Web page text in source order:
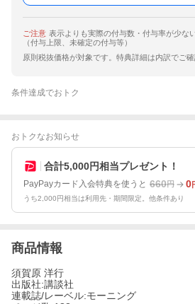
ご注意 表示よりも実際の付与数・付与率が少な
（付与上限、未確定の付与等）
原則税抜価格が対象です。特典詳細は内訳でご確
条件達成でおトク
おトクなお知らせ
合計5,000円相当プレゼント！
PayPayカード入会特典を使うと 660円 0
うち2,000円相当は利用先・期間限定。他条件あり
商品情報
須賀原 洋行
出版社:講談社
連載誌/レーベル:モーニング